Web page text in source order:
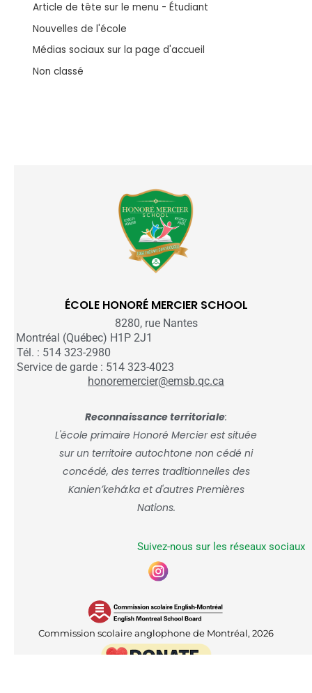
Article de tête sur le menu - Étudiant
Nouvelles de l'école
Médias sociaux sur la page d'accueil
Non classé
ÉCOLE HONORÉ MERCIER SCHOOL
8280, rue Nantes
Montréal (Québec) H1P 2J1
Tél. : 514 323-2980
Service de garde : 514 323-4023
honoremercier@emsb.qc.ca
Reconnaissance territoriale:
L'école primaire Honoré Mercier est située
sur un territoire autochtone non cédé ni
concédé, des terres traditionnelles des
Kanienʼkehá:ka et d'autres Premières
Nations.
Suivez-nous sur les réseaux sociaux
Commission scolaire anglophone de Montréal, 2026